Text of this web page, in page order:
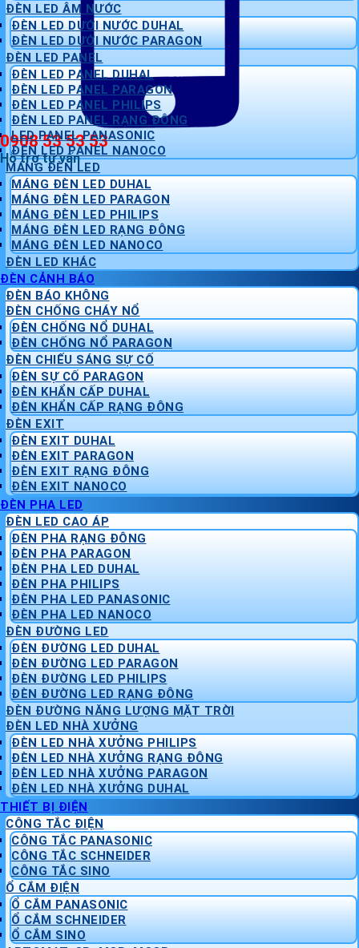
0908 53 53 53
Hỗ trợ tư vấn
ĐÈN LED ÂM NƯỚC
ĐÈN LED DƯỚI NƯỚC DUHAL
ĐÈN LED DƯỚI NƯỚC PARAGON
ĐÈN LED PANEL
ĐÈN LED PANEL DUHAL
ĐÈN LED PANEL PARAGON
ĐÈN LED PANEL PHILIPS
ĐÈN LED PANEL RẠNG ĐÔNG
LED PANEL PANASONIC
ĐÈN LED PANEL NANOCO
MÁNG ĐÈN LED
MÁNG ĐÈN LED DUHAL
MÁNG ĐÈN LED PARAGON
MÁNG ĐÈN LED PHILIPS
MÁNG ĐÈN LED RẠNG ĐÔNG
MÁNG ĐÈN LED NANOCO
ĐÈN LED KHÁC
ĐÈN CẢNH BÁO
ĐÈN BÁO KHÔNG
ĐÈN CHỐNG CHÁY NỔ
ĐÈN CHỐNG NỔ DUHAL
ĐÈN CHỐNG NỔ PARAGON
ĐÈN CHIẾU SÁNG SỰ CỐ
ĐÈN SỰ CỐ PARAGON
ĐÈN KHẨN CẤP DUHAL
ĐÈN KHẨN CẤP RẠNG ĐÔNG
ĐÈN EXIT
ĐÈN EXIT DUHAL
ĐÈN EXIT PARAGON
ĐÈN EXIT RẠNG ĐÔNG
ĐÈN EXIT NANOCO
ĐÈN PHA LED
ĐÈN LED CAO ÁP
ĐÈN PHA RẠNG ĐÔNG
ĐÈN PHA PARAGON
ĐÈN PHA LED DUHAL
ĐÈN PHA PHILIPS
ĐÈN PHA LED PANASONIC
ĐÈN PHA LED NANOCO
ĐÈN ĐƯỜNG LED
ĐÈN ĐƯỜNG LED DUHAL
ĐÈN ĐƯỜNG LED PARAGON
ĐÈN ĐƯỜNG LED PHILIPS
ĐÈN ĐƯỜNG LED RẠNG ĐÔNG
ĐÈN ĐƯỜNG NĂNG LƯỢNG MẶT TRỜI
ĐÈN LED NHÀ XƯỞNG
ĐÈN LED NHÀ XƯỞNG PHILIPS
ĐÈN LED NHÀ XƯỞNG RẠNG ĐÔNG
ĐÈN LED NHÀ XƯỞNG PARAGON
ĐÈN LED NHÀ XƯỞNG DUHAL
THIẾT BỊ ĐIỆN
CÔNG TẮC ĐIỆN
CÔNG TẮC PANASONIC
CÔNG TẮC SCHNEIDER
CÔNG TẮC SINO
Ổ CẮM ĐIỆN
Ổ CẮM PANASONIC
Ổ CẮM SCHNEIDER
Ổ CẮM SINO